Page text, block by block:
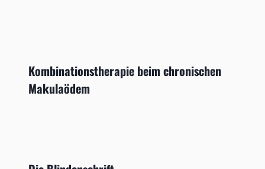
Kombinationstherapie beim chronischen
Makulaödem